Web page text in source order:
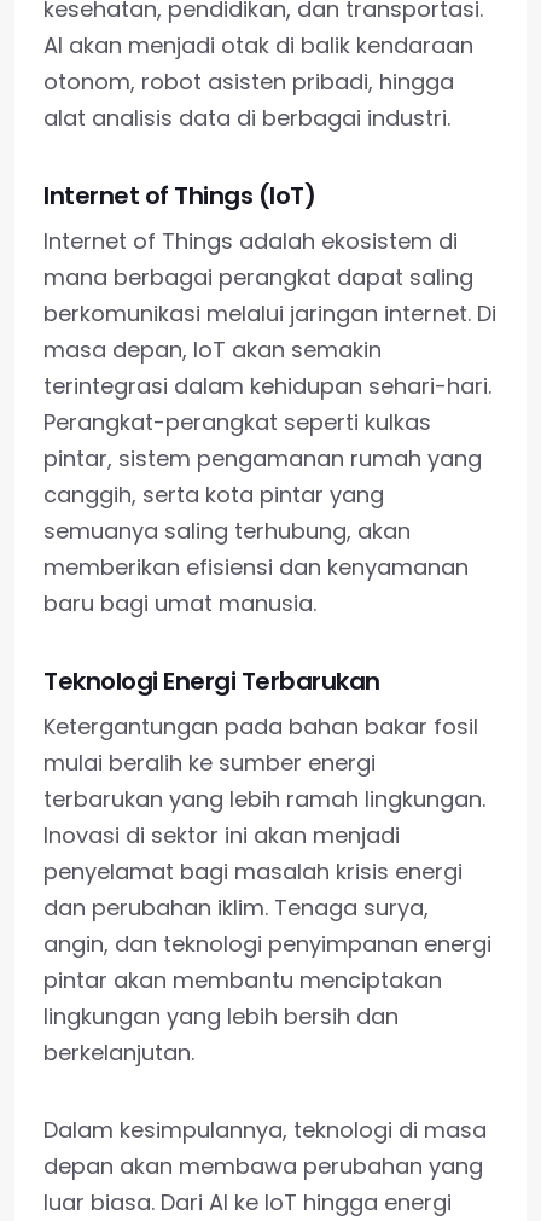
kesehatan, pendidikan, dan transportasi.
AI akan menjadi otak di balik kendaraan
otonom, robot asisten pribadi, hingga
alat analisis data di berbagai industri.
Internet of Things (IoT)
Internet of Things adalah ekosistem di
mana berbagai perangkat dapat saling
berkomunikasi melalui jaringan internet. Di
masa depan, IoT akan semakin
terintegrasi dalam kehidupan sehari-hari.
Perangkat-perangkat seperti kulkas
pintar, sistem pengamanan rumah yang
canggih, serta kota pintar yang
semuanya saling terhubung, akan
memberikan efisiensi dan kenyamanan
baru bagi umat manusia.
Teknologi Energi Terbarukan
Ketergantungan pada bahan bakar fosil
mulai beralih ke sumber energi
terbarukan yang lebih ramah lingkungan.
Inovasi di sektor ini akan menjadi
penyelamat bagi masalah krisis energi
dan perubahan iklim. Tenaga surya,
angin, dan teknologi penyimpanan energi
pintar akan membantu menciptakan
lingkungan yang lebih bersih dan
berkelanjutan.
Dalam kesimpulannya, teknologi di masa
depan akan membawa perubahan yang
luar biasa. Dari AI ke IoT hingga energi